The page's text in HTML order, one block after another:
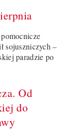
sojuszniczych –
paradzie po
Od
do